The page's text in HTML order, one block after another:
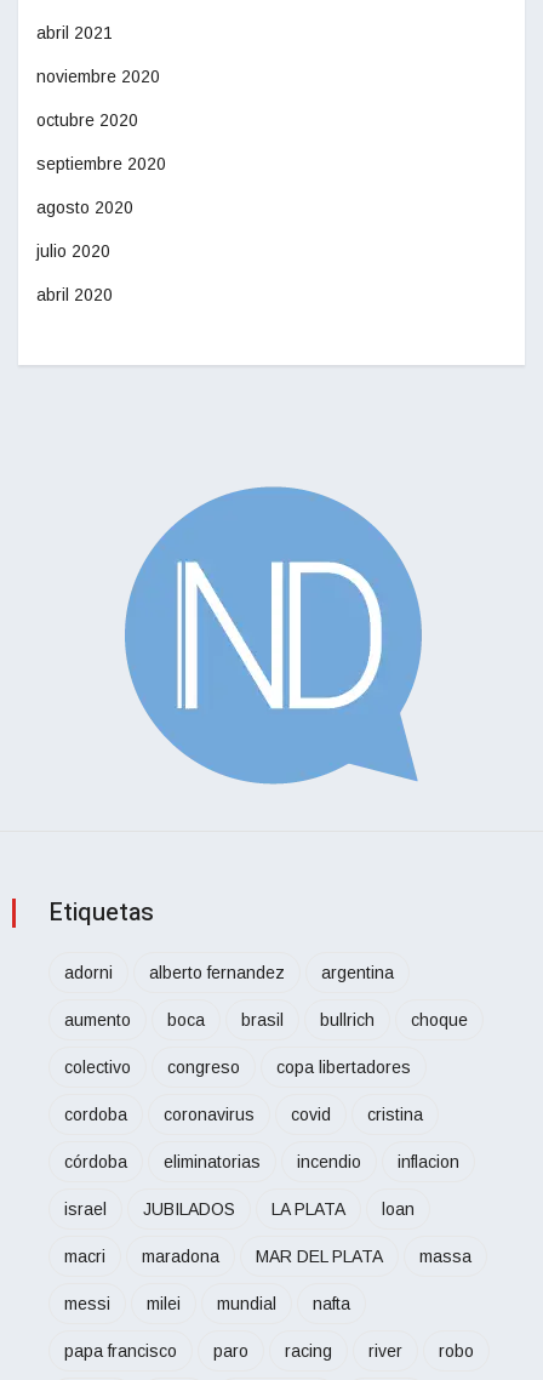
abril 2021
noviembre 2020
octubre 2020
septiembre 2020
agosto 2020
julio 2020
abril 2020
Etiquetas
adorni alberto fernandez argentina
aumento boca brasil bullrich choque
colectivo congreso copa libertadores
cordoba coronavirus covid cristina
córdoba eliminatorias incendio inflacion
israel JUBILADOS LA PLATA loan
macri maradona MAR DEL PLATA massa
messi milei mundial nafta
papa francisco paro racing river robo